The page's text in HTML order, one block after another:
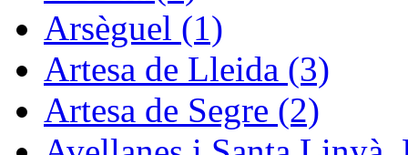
Arsèguel (1)
Artesa de Lleida (3)
Artesa de Segre (2)